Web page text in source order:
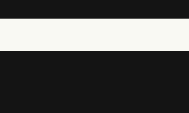
https://gazzlele.com/wagamamaukulele/